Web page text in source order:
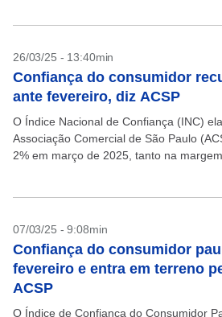
26/03/25 - 13:40min
Confiança do consumidor
ante fevereiro, diz ACSP
O Índice Nacional de Confiança (INC)
Associação Comercial de São Paulo
2% em março de 2025, tanto na
07/03/25 - 9:08min
Confiança do consumidor
fevereiro e entra em terreno
ACSP
O Índice de Confiança do Consumidor